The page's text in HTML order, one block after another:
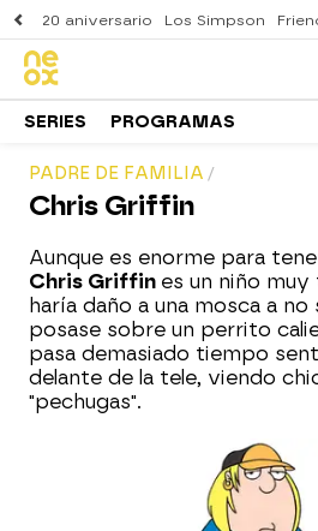
20 aniversario Los Simpson
SERIES PROGRAMAS
PADRE DE FAMILIA
Chris Griffin
Aunque es enorme para
Chris Griffin es un niño muy
haría daño a una mosca a
posase sobre un perrito
pasa demasiado tiempo
delante de la tele, viendo
"pechugas".